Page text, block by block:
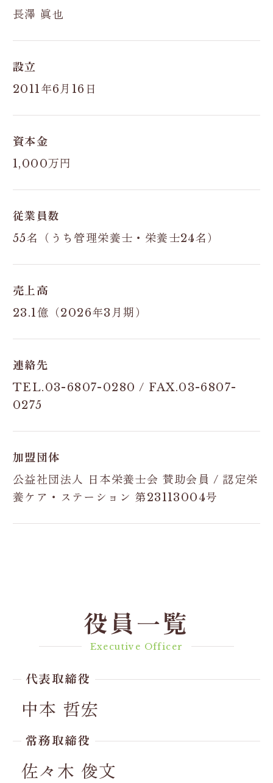
長澤 眞也
設立
2011年6月16日
資本金
1,000万円
従業員数
55名（うち管理栄養士・栄養士24名）
売上高
23.1億（2026年3月期）
連絡先
TEL.03-6807-0280 / FAX.03-6807-
0275
加盟団体
公益社団法人 日本栄養士会 賛助会員 / 認定栄
養ケア・ステーション 第23113004号
役員一覧
Executive Officer
代表取締役
中本 哲宏
常務取締役
佐々木 俊文